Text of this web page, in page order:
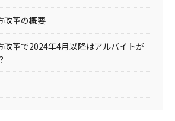
改革の概要
改革で2024年4月以降はアルバイトが